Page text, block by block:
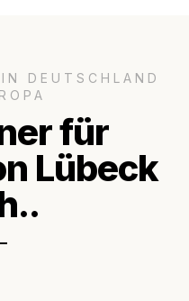
DEUTSCHLAND
für
Lübeck